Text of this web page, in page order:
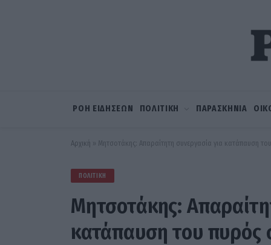
ΡΟΗ ΕΙΔΗΣΕΩΝ ΠΟΛΙΤΙΚΗ ΠΑΡΑΣΚΗΝΙΑ
Αρχική » Μητσοτάκης: Απαραίτητη συνεργασία για κατάπαυση
ΠΟΛΙΤΙΚΉ
Μητσοτάκης:
κατάπαυση του πυρός